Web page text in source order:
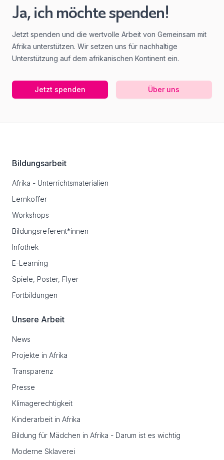
Ja, ich möchte spenden!
Jetzt spenden und die wertvolle Arbeit von Gemeinsam mit
Afrika unterstützen. Wir setzen uns für nachhaltige
Unterstützung auf dem afrikanischen Kontinent ein.
Jetzt spenden Über uns
Bildungsarbeit
Afrika - Unterrichtsmaterialien
Lernkoffer
Workshops
Bildungsreferent*innen
Infothek
E-Learning
Spiele, Poster, Flyer
Fortbildungen
Unsere Arbeit
News
Projekte in Afrika
Transparenz
Presse
Klimagerechtigkeit
Kinderarbeit in Afrika
Bildung für Mädchen in Afrika - Darum ist es wichtig
Moderne Sklaverei